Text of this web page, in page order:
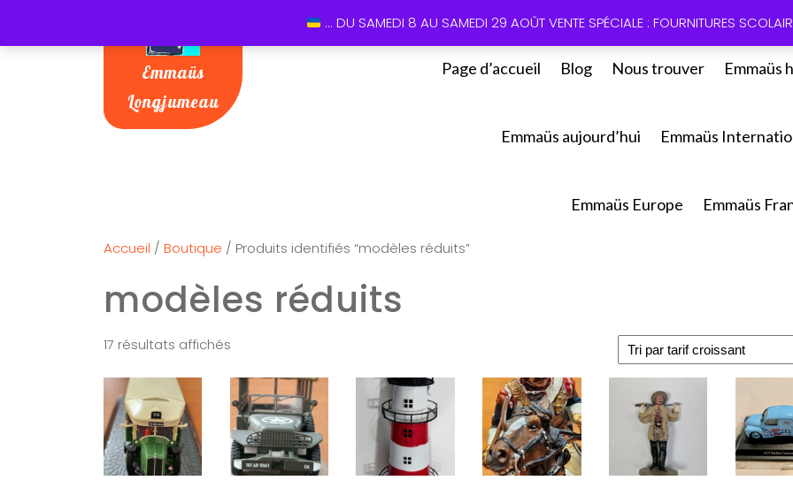
01 60 49
Emmaüs
Longjumeau
Page d’accueil Blog Nous trouver Emmaüs
Emmaüs aujourd’hui Emmaüs
Emmaüs Europe Emmaüs
Accueil / Boutique / Produits identifiés “modèles réduits”
modèles réduits
17 résultats affichés
... DU SAMEDI 8 AU SAMEDI 29 AOÛT VENTE SPÉCIALE : FOURNITURES